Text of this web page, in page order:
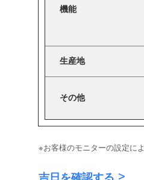
機能
生産地
その他
※お客様のモニターの設定に